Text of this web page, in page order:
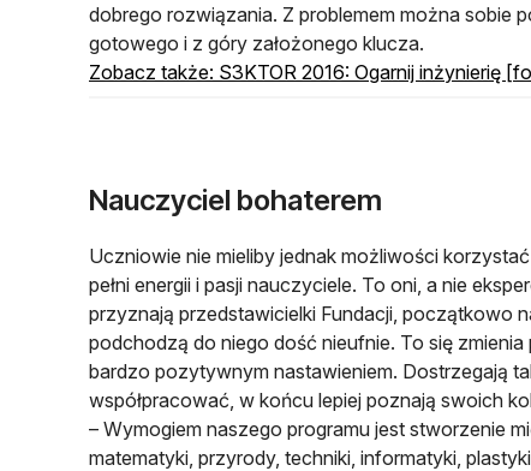
dobrego rozwiązania. Z problemem można sobie
gotowego i z góry założonego klucza.
Zobacz także: S3KTOR 2016: Ogarnij inżynierię
Nauczyciel bohaterem
Uczniowie nie mieliby jednak możliwości
pełni energii i pasji nauczyciele. To oni, a nie
przyznają przedstawicielki Fundacji, początkowo
podchodzą do niego dość nieufnie. To się
bardzo pozytywnym nastawieniem. Dostrzegają
współpracować, w końcu lepiej poznają swoich
– Wymogiem naszego programu jest stworzenie
matematyki, przyrody, techniki, informatyki,